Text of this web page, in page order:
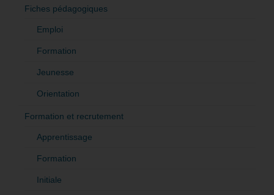
Fiches pédagogiques
Emploi
Formation
Jeunesse
Orientation
Formation et recrutement
Apprentissage
Formation
Initiale